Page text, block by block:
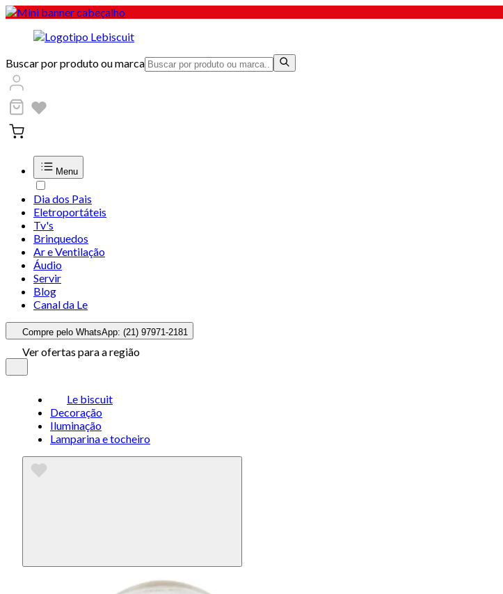
Buscar por produto ou marca
Menu
Dia dos Pais
Eletroportáteis
Tv's
Brinquedos
Ar e Ventilação
Áudio
Servir
Blog
Canal da Le
Compre pelo WhatsApp: (21) 97971-2181
Ver ofertas para a região
Le biscuit
Decoração
Iluminação
Lamparina e tocheiro